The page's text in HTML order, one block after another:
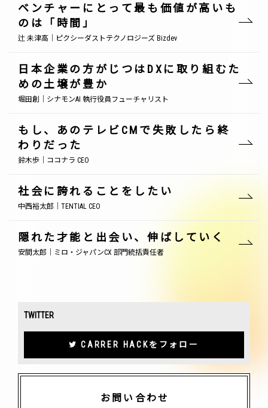
ベンチャーにとって最も価値が高いも
のは「時間」
辻 未津高｜ピクシーダストテクノロジーズ Bizdev
日本企業の方がじつはDXに取り組むた
めの土壌が豊か
堀田創｜シナモンAI 執行役員フューチャリスト
もし、あのテレビCMで失敗したら終
わりだった
鈴木歩｜ココナラ CEO
社会に誇れることをしたい
中西裕太郎｜TENTIAL CEO
隠れた才能と出会い、伸ばしていく
安間太郎｜ミロ・ジャパンCX 部門統括責任者
TWITTER
CARRER HACKをフォロー
お問い合わせ